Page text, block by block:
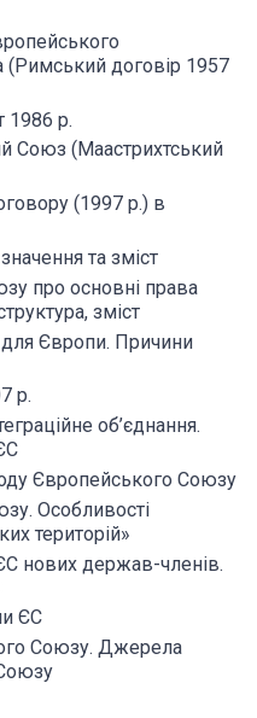
(Римський договір 1957
1986 р.
Союз (Маастрихтський
(1997 р.) в
та зміст
про основні права
зміст
Європи. Причини
р.
об’єднання.
Європейського Союзу
Особливості
територій»
нових держав-членів.
ЄС
Союзу. Джерела